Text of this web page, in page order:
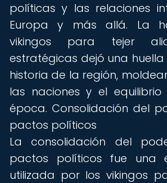
políticas y las relaciones
Europa y más allá. La
vikingos para tejer
estratégicas dejó una
historia de la región,
las naciones y el
época. Consolidación del
pactos políticos
La consolidación del
pactos políticos fue una
utilizada por los vikingos